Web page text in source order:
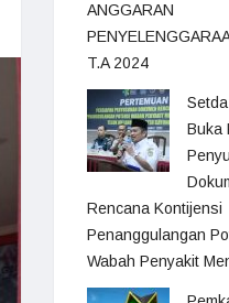
ANGGARAN
T.A 2024
Buka
Rencana Kontijensi
Penanggulangan
Wabah Penyakit